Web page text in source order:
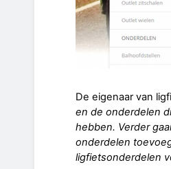
De eigenaar van
en de onderdelen
hebben. Verder
onderdelen
ligfietsonderdelen